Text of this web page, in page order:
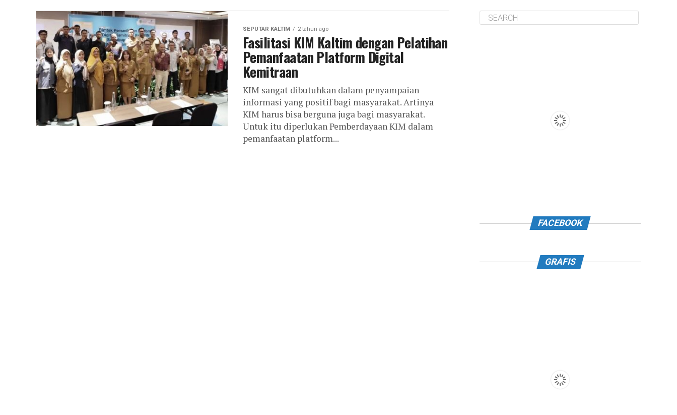
SEPUTAR KALTIM 2 tahun ago
Fasilitasi KIM Kaltim dengan Pelatihan
Pemanfaatan Platform Digital
Kemitraan
KIM sangat dibutuhkan dalam penyampaian
informasi yang positif bagi masyarakat. Artinya
KIM harus bisa berguna juga bagi masyarakat.
Untuk itu diperlukan Pemberdayaan KIM dalam
pemanfaatan platform...
FACEBOOK
GRAFIS